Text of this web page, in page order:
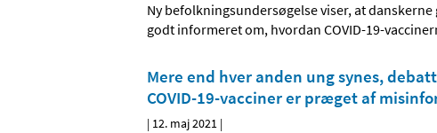
Ny befolkningsundersøgelse viser, at danskerne
godt informeret om, hvordan COVID-19-
Mere end hver anden ung synes,
COVID-19-vacciner er præget af
| 12. maj 2021 |